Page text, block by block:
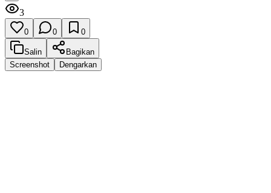
3
0 0 0
Salin
Bagikan
Screenshot
Dengarkan